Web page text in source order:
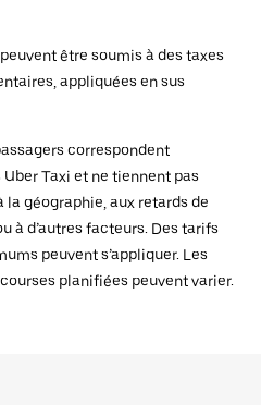
être soumis à des taxes
appliquées en sus
correspondent
Taxi et ne tiennent pas
géographie, aux retards de
à d’autres facteurs. Des tarifs
peuvent s’appliquer. Les
planifiées peuvent varier.